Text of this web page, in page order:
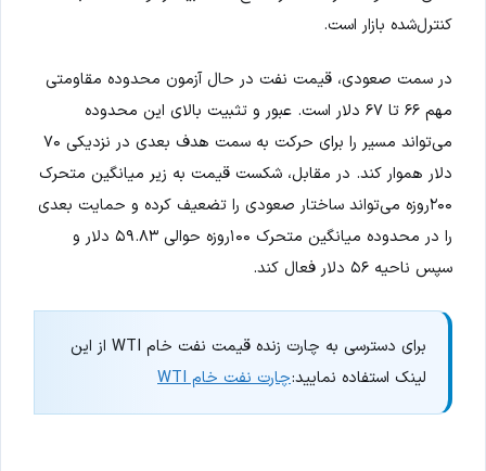
کنترل‌شده بازار است.
در سمت صعودی، قیمت نفت در حال آزمون محدوده مقاومتی
مهم ۶۶ تا ۶۷ دلار است. عبور و تثبیت بالای این محدوده
می‌تواند مسیر را برای حرکت به سمت هدف بعدی در نزدیکی ۷۰
دلار هموار کند. در مقابل، شکست قیمت به زیر میانگین متحرک
۲۰۰روزه می‌تواند ساختار صعودی را تضعیف کرده و حمایت بعدی
را در محدوده میانگین متحرک ۱۰۰روزه حوالی ۵۹.۸۳ دلار و
سپس ناحیه ۵۶ دلار فعال کند.
برای دسترسی به چارت زنده قیمت نفت خام WTI از این
لینک استفاده نمایید:چارت نفت خام WTI